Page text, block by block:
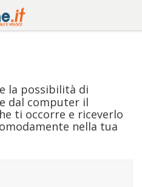
la possibilità di
dal computer il
ti occorre e riceverlo
nella tua